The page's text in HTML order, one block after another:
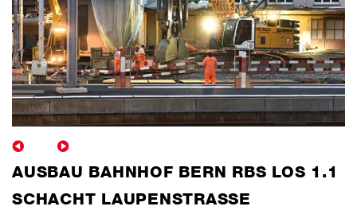
AUSBAU BAHNHOF BERN RBS LOS 1.1
SCHACHT LAUPENSTRASSE